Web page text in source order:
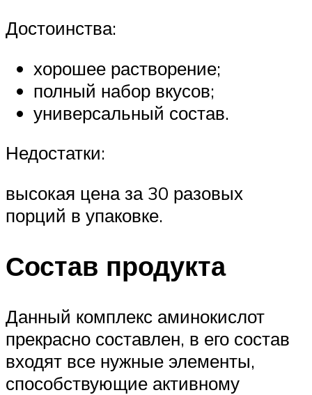
Достоинства:
хорошее растворение;
полный набор вкусов;
универсальный состав.
Недостатки:
высокая цена за 30 разовых
порций в упаковке.
Состав продукта
Данный комплекс аминокислот
прекрасно составлен, в его состав
входят все нужные элементы,
способствующие активному